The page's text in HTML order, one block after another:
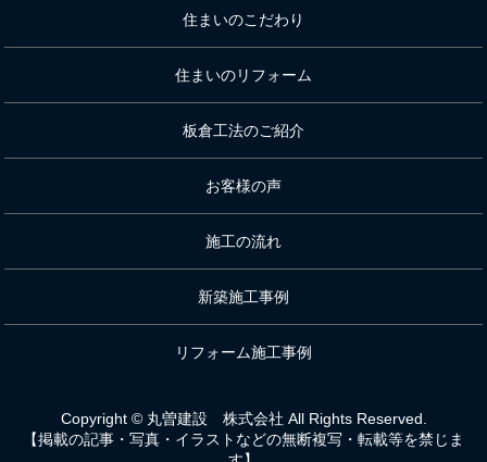
住まいのこだわり
住まいのリフォーム
板倉工法のご紹介
お客様の声
施工の流れ
新築施工事例
リフォーム施工事例
Copyright © 丸曽建設 株式会社 All Rights Reserved.
【掲載の記事・写真・イラストなどの無断複写・転載等を禁じま